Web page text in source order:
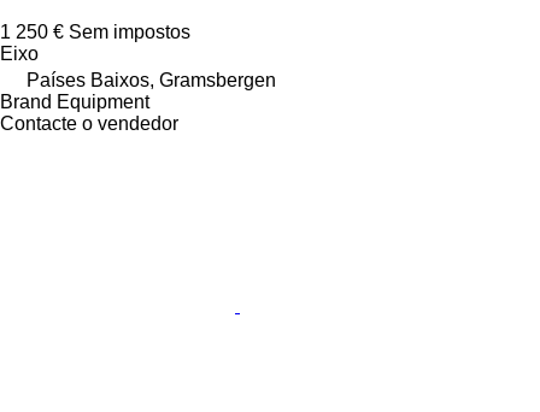
1 250 € Sem impostos
Eixo
Países Baixos, Gramsbergen
Brand Equipment
Contacte o vendedor